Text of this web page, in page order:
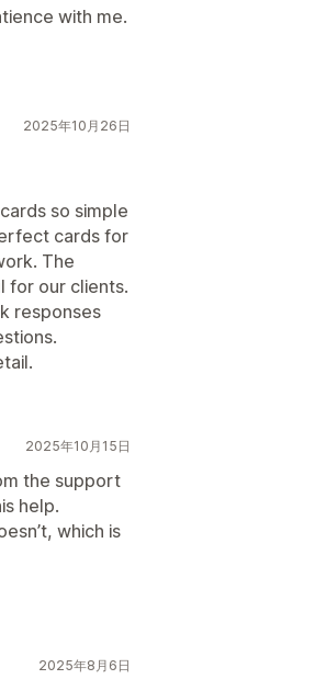
with me.
2025年10月26日
so simple
cards for
The
for our clients.
responses
2025年10月15日
the support
help.
which is
2025年8月6日